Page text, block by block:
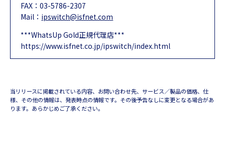
FAX：03-5786-2307
Mail： ipswitch@isfnet.com
***WhatsUp Gold正規代理店***
https://www.isfnet.co.jp/ipswitch/index.html
当リリースに掲載されている内容、お問い合わせ先、サービス／製品の価格、仕
様、その他の情報は、発表時点の情報です。その後予告なしに変更となる場合があ
ります。あらかじめご了承ください。